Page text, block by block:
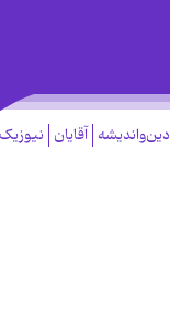
دین‌واندیشه آقایان نیوزیک